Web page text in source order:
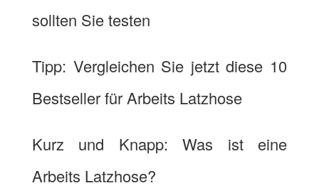
sollten Sie testen
Tipp: Vergleichen Sie jetzt diese 10
Bestseller für Arbeits Latzhose
Kurz und Knapp: Was ist eine
Arbeits Latzhose?